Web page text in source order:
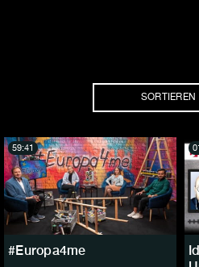
SORTIEREN
#Europa4me
59:41